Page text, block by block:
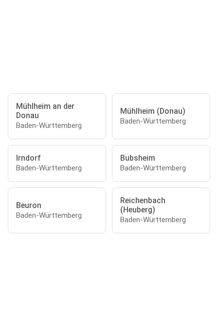
Mühlheim an der
Donau
Baden-Württemberg
Mühlheim (Donau)
Baden-Württemberg
Irndorf
Baden-Württemberg
Bubsheim
Baden-Württemberg
Beuron
Baden-Württemberg
Reichenbach
(Heuberg)
Baden-Württemberg